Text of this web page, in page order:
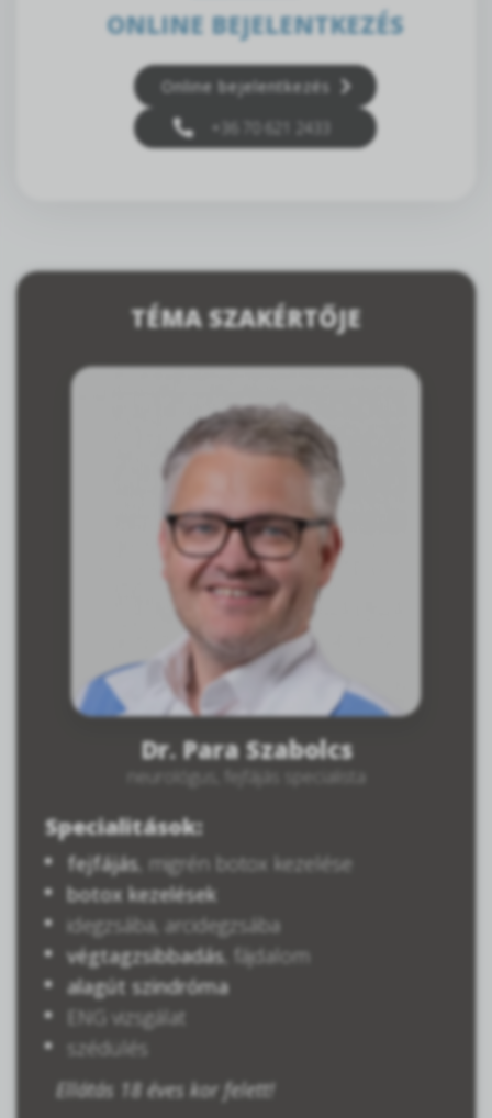
ONLINE BEJELENTKEZÉS
Online bejelentkezés
+36 70 621 2433
TÉMA SZAKÉRTŐJE
Dr. Para Szabolcs
neurológus, fejfájás specialista
Specialitások:
fejfájás, migrén botox kezelése
botox kezelések
idegzsába, arcidegzsába
végtagzsibbadás, fájdalom
alagút szindróma
ENG vizsgálat
szédülés
Ellátás 18 éves kor felett!